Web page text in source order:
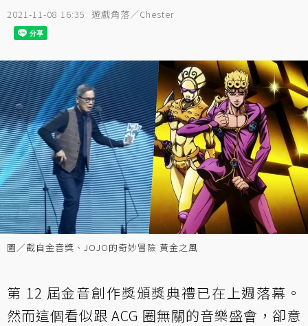
2021-11-08 16:35 遊戲角落／Chester
圖／截自金音獎、JOJO的奇妙冒險 黃金之風
第 12 屆金音創作獎頒獎典禮已在上週落幕。
然而這個看似跟 ACG 圈無關的音樂盛會，卻意